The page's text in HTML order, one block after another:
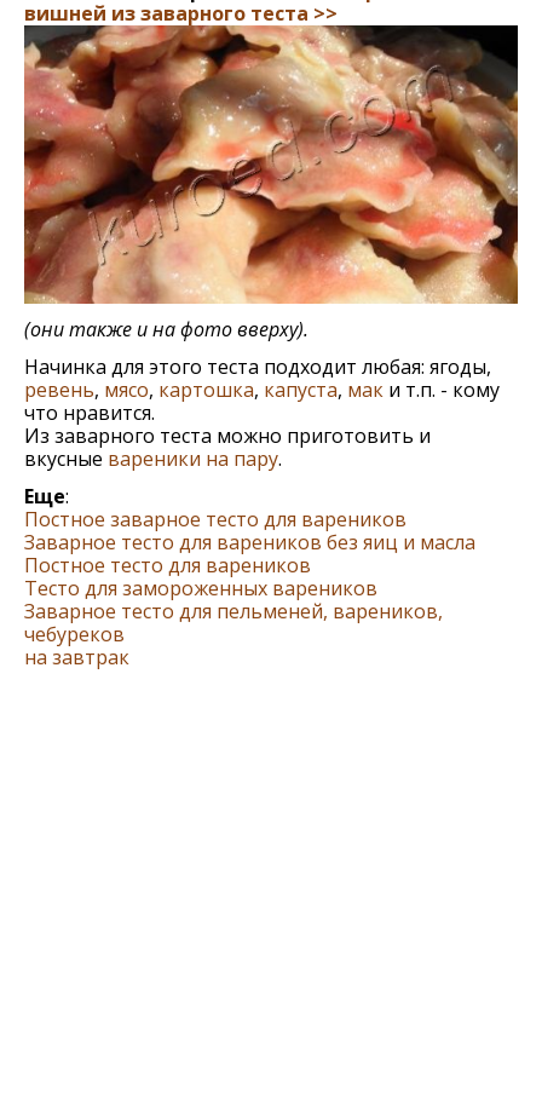
вишней из заварного теста >>
(они также и на фото вверху).
Начинка для этого теста подходит любая: ягоды,
ревень, мясо, картошка, капуста, мак и т.п. - кому
что нравится.
Из заварного теста можно приготовить и
вкусные вареники на пару.
Еще:
Постное заварное тесто для вареников
Заварное тесто для вареников без яиц и масла
Постное тесто для вареников
Тесто для замороженных вареников
Заварное тесто для пельменей, вареников,
чебуреков
на завтрак